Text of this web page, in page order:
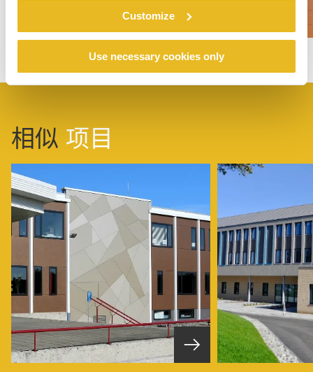
Customize
Use necessary cookies only
相似 项目